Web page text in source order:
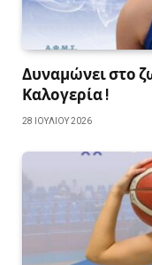
Δυναμώνει στο
Καλογερία !
28 ΙΟΥΛΊΟΥ 2026